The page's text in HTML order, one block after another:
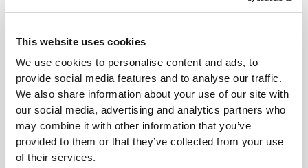
This website uses cookies
We use cookies to personalise content and ads, to
provide social media features and to analyse our traffic.
We also share information about your use of our site with
our social media, advertising and analytics partners who
may combine it with other information that you’ve
provided to them or that they’ve collected from your use
of their services.
7/16
S
64 - 72
M
72 - 80
28"3/8- 31"1/2
98 - 106
38"5/8- 41"3/4
78
30"3/4
L
80 - 88
31" 1/2 - 34"5/8
106 - 116
41"
- 45" 3/4
78.5
30"